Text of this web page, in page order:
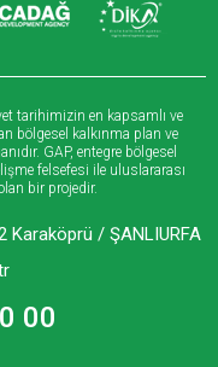
tarihimizin en kapsamlı ve
bölgesel kalkınma plan ve
GAP, entegre bölgesel
felsefesi ile uluslararası
bir projedir.
Karaköprü / ŞANLIURFA
00